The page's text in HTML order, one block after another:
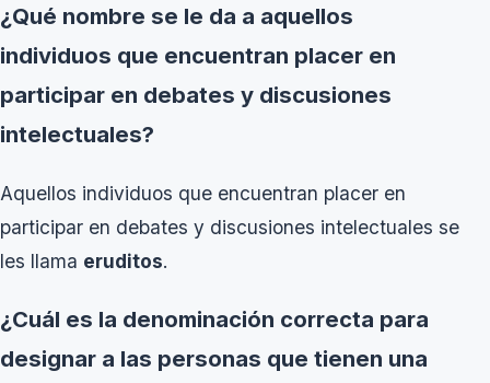
¿Qué nombre se le da a aquellos
individuos que encuentran placer en
participar en debates y discusiones
intelectuales?
Aquellos individuos que encuentran placer en
participar en debates y discusiones intelectuales se
les llama eruditos.
¿Cuál es la denominación correcta para
designar a las personas que tienen una